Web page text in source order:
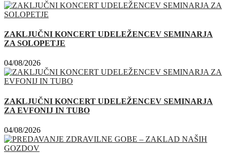
ZAKLJUČNI KONCERT UDELEŽENCEV SEMINARJA
ZA SOLOPETJE
04/08/2026
ZAKLJUČNI KONCERT UDELEŽENCEV SEMINARJA
ZA EVFONIJ IN TUBO
04/08/2026